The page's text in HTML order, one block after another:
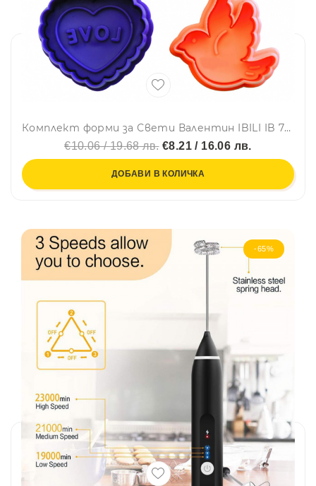
Комплект форми за Свети Валентин IBILI IB 732900, 4 броя, Многоцветен
€10.06 / 19.68 лв.€8.21 / 16.06 лв.
ДОБАВИ В КОЛИЧКА
-65%